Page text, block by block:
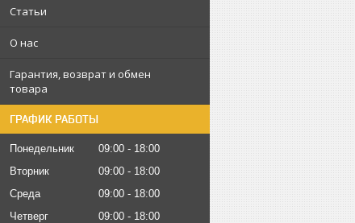
Статьи
О нас
Гарантия, возврат и обмен
товара
ГРАФИК РАБОТЫ
Понедельник 09:00
18:00
Вторник
09:00
18:00
Среда
09:00
18:00
Четверг
09:00
18:00